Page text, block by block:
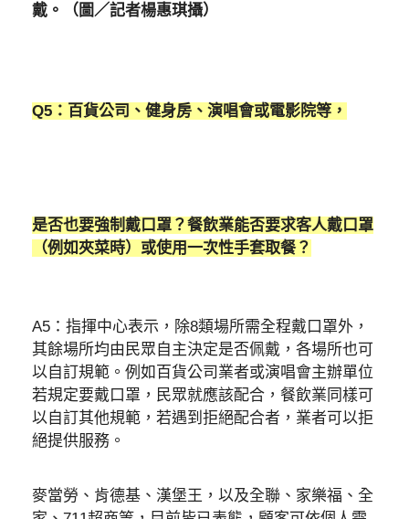
戴。（圖／記者楊惠琪攝）
Q5：百貨公司、健身房、演唱會或電影院等，
是否也要強制戴口罩？餐飲業能否要求客人戴口罩
（例如夾菜時）或使用一次性手套取餐？
A5：指揮中心表示，除8類場所需全程戴口罩外，
其餘場所均由民眾自主決定是否佩戴，各場所也可
以自訂規範。例如百貨公司業者或演唱會主辦單位
若規定要戴口罩，民眾就應該配合，餐飲業同樣可
以自訂其他規範，若遇到拒絕配合者，業者可以拒
絕提供服務。
麥當勞、肯德基、漢堡王，以及全聯、家樂福、全